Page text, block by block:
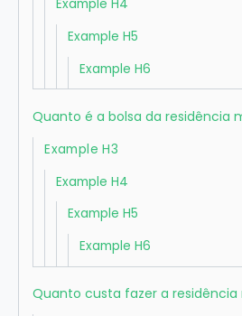
Example H4
Example H5
Example H6
Quanto é a bolsa da residência
Example H3
Example H4
Example H5
Example H6
Quanto custa fazer a residência